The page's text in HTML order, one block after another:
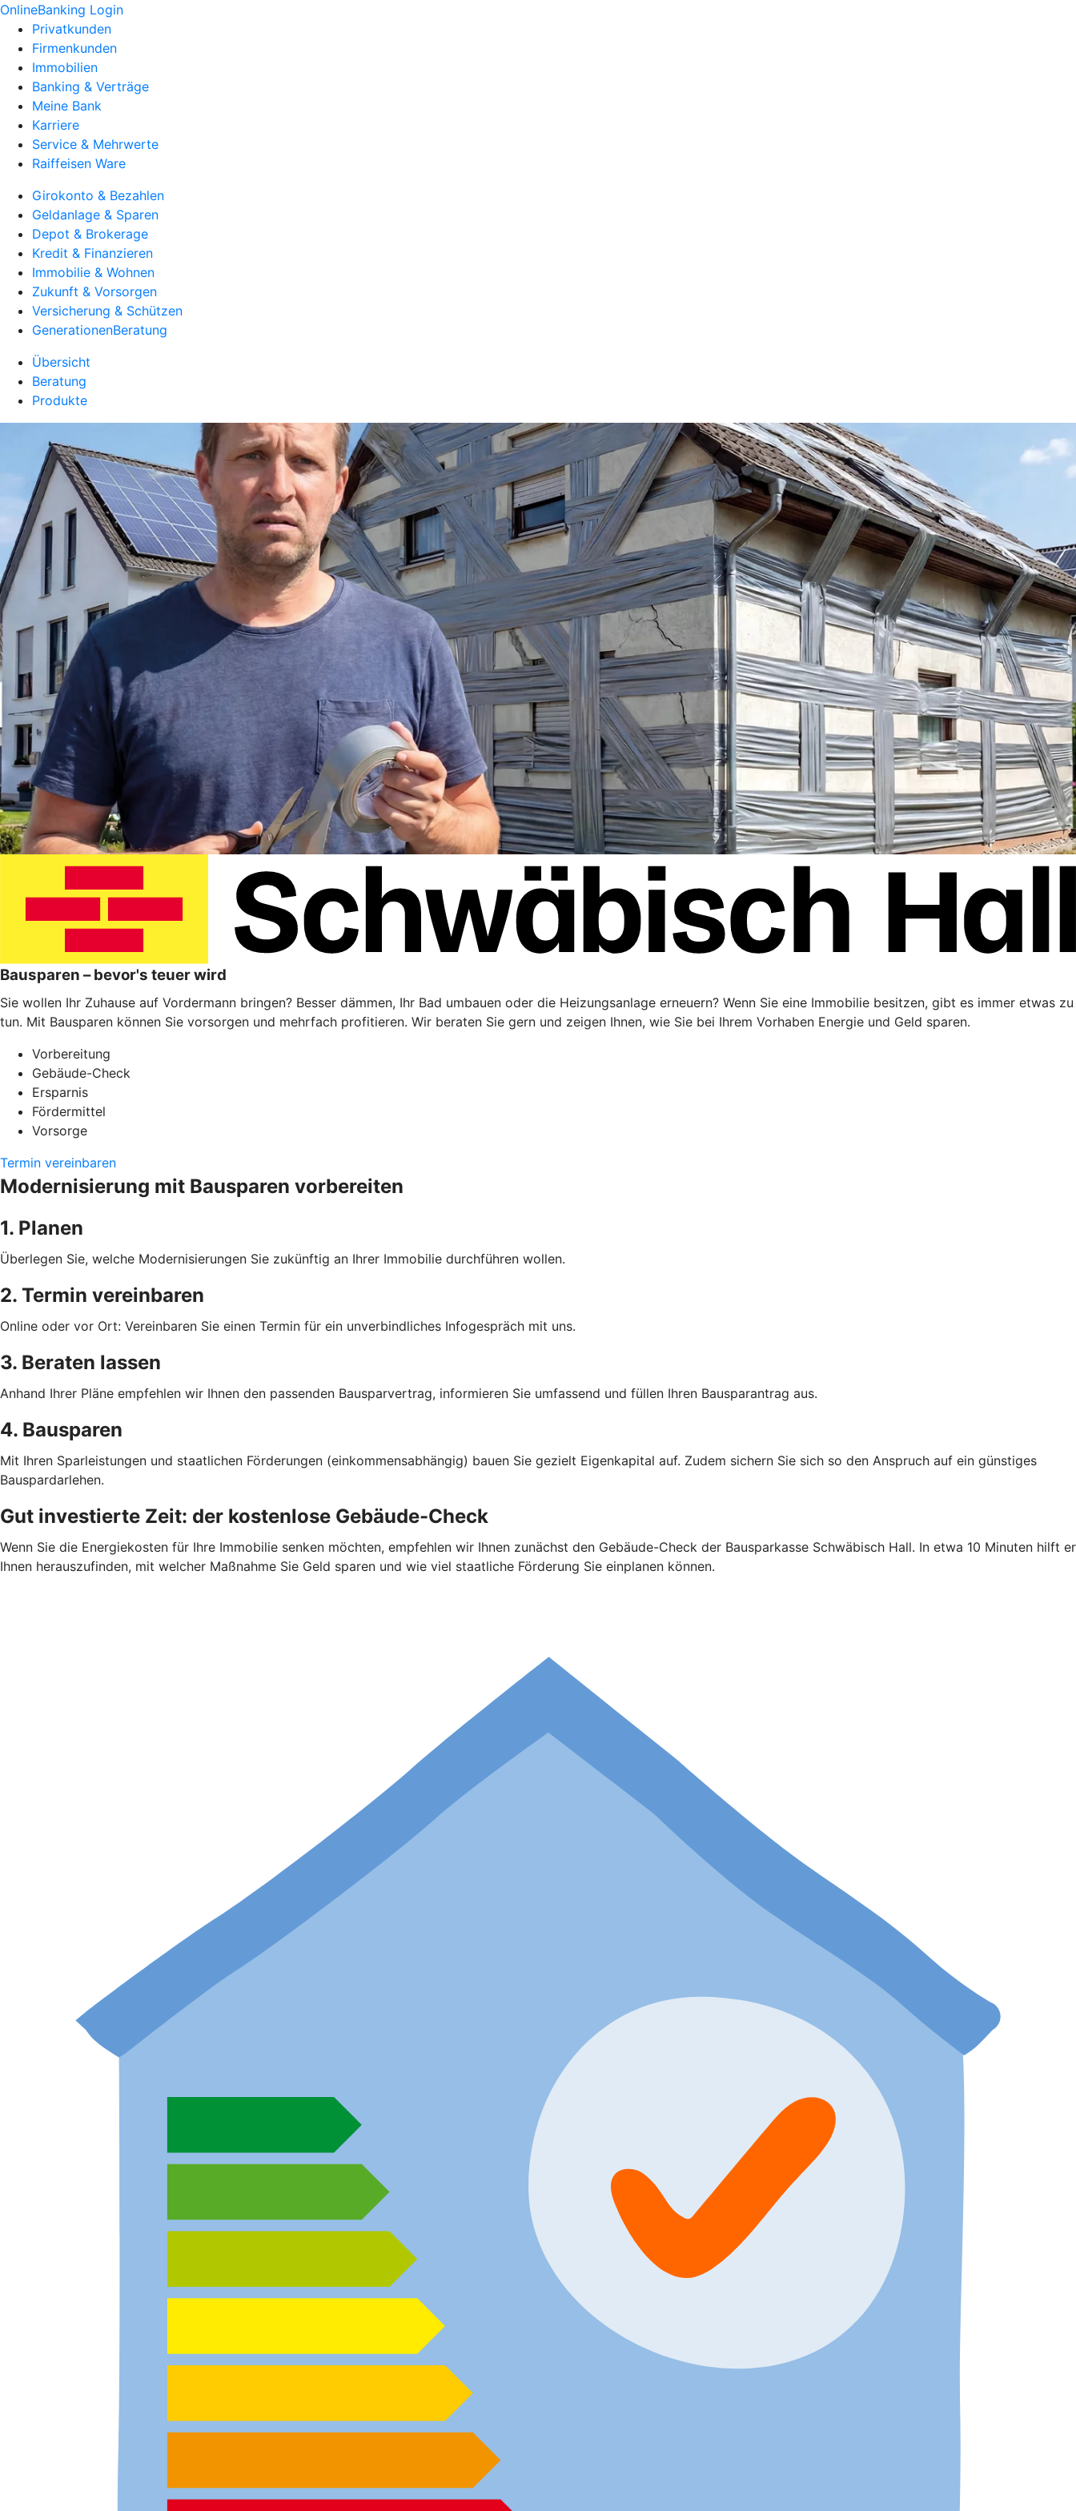
OnlineBanking Login
Privatkunden
Firmenkunden
Immobilien
Banking & Verträge
Meine Bank
Karriere
Service & Mehrwerte
Raiffeisen Ware
Girokonto & Bezahlen
Geldanlage & Sparen
Depot & Brokerage
Kredit & Finanzieren
Immobilie & Wohnen
Zukunft & Vorsorgen
Versicherung & Schützen
GenerationenBeratung
Übersicht
Beratung
Produkte
Bausparen – bevor's teuer wird
Sie wollen Ihr Zuhause auf Vordermann bringen? Besser dämmen, Ihr Bad umbauen oder die Heizungsanlage erneuern? Wenn Sie eine Immobilie besitzen, gibt es immer etwas zu
tun. Mit Bausparen können Sie vorsorgen und mehrfach profitieren. Wir beraten Sie gern und zeigen Ihnen, wie Sie bei Ihrem Vorhaben Energie und Geld sparen.
Vorbereitung
Gebäude-Check
Ersparnis
Fördermittel
Vorsorge
Termin vereinbaren
Modernisierung mit Bausparen vorbereiten
1. Planen
Überlegen Sie, welche Modernisierungen Sie zukünftig an Ihrer Immobilie durchführen wollen.
2. Termin vereinbaren
Online oder vor Ort: Vereinbaren Sie einen Termin für ein unverbindliches Infogespräch mit uns.
3. Beraten lassen
Anhand Ihrer Pläne empfehlen wir Ihnen den passenden Bausparvertrag, informieren Sie umfassend und füllen Ihren Bausparantrag aus.
4. Bausparen
Mit Ihren Sparleistungen und staatlichen Förderungen (einkommensabhängig) bauen Sie gezielt Eigenkapital auf. Zudem sichern Sie sich so den Anspruch auf ein günstiges
Bauspardarlehen.
Gut investierte Zeit: der kostenlose Gebäude-Check
Wenn Sie die Energiekosten für Ihre Immobilie senken möchten, empfehlen wir Ihnen zunächst den Gebäude-Check der Bausparkasse Schwäbisch Hall. In etwa 10 Minuten hilft er
Ihnen herauszufinden, mit welcher Maßnahme Sie Geld sparen und wie viel staatliche Förderung Sie einplanen können.